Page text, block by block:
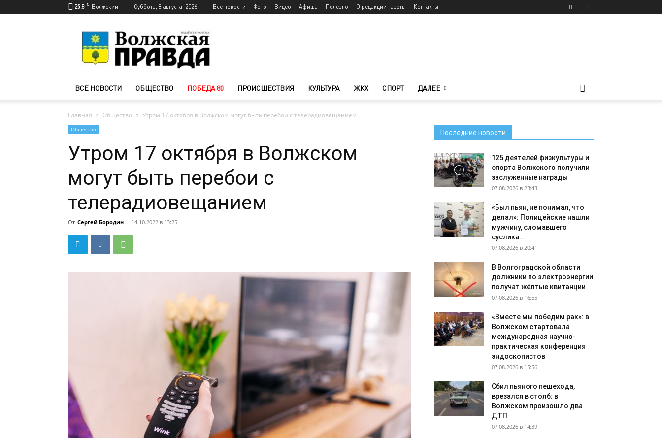
25.8 C Волжский Суббота, 8 августа, 2026 Все новости Фото Видео Афиша Полезно О редакции газеты Контакты
Волжского
—
Волжская
ВСЕ НОВОСТИ ОБЩЕСТВО ПОБЕДА 80 ПРОИСШЕСТВИЯ КУЛЬТУРА ЖКХ СПОРТ ДАЛЕЕ
Главная Общество Утром 17 октября в Волжском могут быть перебои с телерадиовещанием
Общество
Утром 17 октября в Волжском
могут быть перебои с
телерадиовещанием
От Сергей Бородин - 14.10.2022 в 13:25
Последние новости
125 деятелей физкультуры и
спорта Волжского получили
заслуженные награды
07.08.2026 в 23:43
«Был пьян, не понимал, что
делал»: Полицейские нашли
мужчину, сломавшего
суслика...
07.08.2026 в 20:41
В Волгоградской области
должники по электроэнергии
получат жёлтые квитанции
07.08.2026 в 16:55
«Вместе мы победим рак»: в
Волжском стартовала
международная научно-
практическая конференция
эндоскопистов
07.08.2026 в 15:56
Сбил пьяного пешехода,
врезался в столб: в
Волжском произошло два
ДТП
07.08.2026 в 14:39